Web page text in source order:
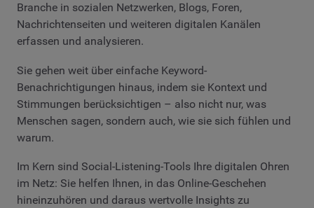
Branche in sozialen Netzwerken, Blogs, Foren,
Nachrichtenseiten und weiteren digitalen Kanälen
erfassen und analysieren.
Sie gehen weit über einfache Keyword-
Benachrichtigungen hinaus, indem sie Kontext und
Stimmungen berücksichtigen – also nicht nur, was
Menschen sagen, sondern auch, wie sie sich fühlen und
warum.
Im Kern sind Social-Listening-Tools Ihre digitalen Ohren
im Netz: Sie helfen Ihnen, in das Online-Geschehen
hineinzuhören und daraus wertvolle Insights zu